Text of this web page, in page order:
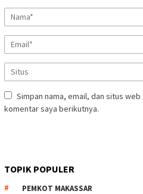
Simpan nama, email, dan situs
komentar saya berikutnya.
TOPIK POPULER
PEMKOT MAKASSAR